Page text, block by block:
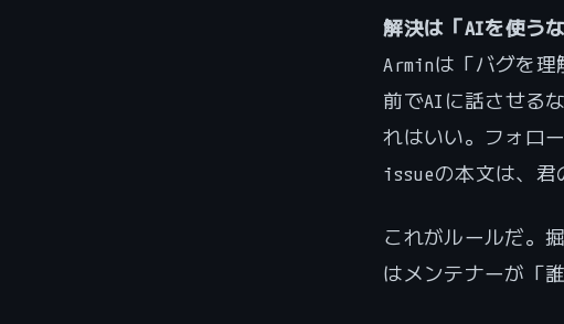
解決は「AIを使う
Arminは「バグを
前でAIに話させる
れはいい。フォロ
issueの本文は、君
これがルールだ。
はメンテナーが「